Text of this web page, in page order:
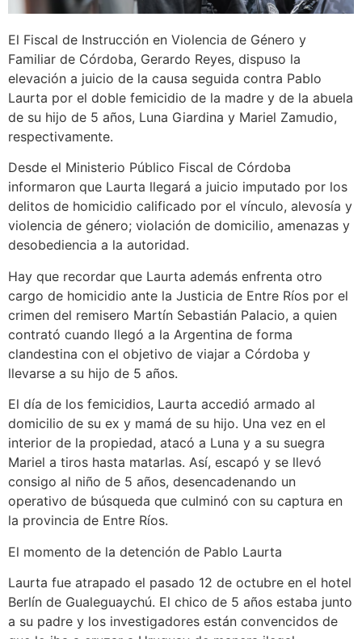
El Fiscal de Instrucción en Violencia de Género y
Familiar de Córdoba, Gerardo Reyes, dispuso la
elevación a juicio de la causa seguida contra Pablo
Laurta por el doble femicidio de la madre y de la abuela
de su hijo de 5 años, Luna Giardina y Mariel Zamudio,
respectivamente.
Desde el Ministerio Público Fiscal de Córdoba
informaron que Laurta llegará a juicio imputado por los
delitos de homicidio calificado por el vínculo, alevosía y
violencia de género; violación de domicilio, amenazas y
desobediencia a la autoridad.
Hay que recordar que Laurta además enfrenta otro
cargo de homicidio ante la Justicia de Entre Ríos por el
crimen del remisero Martín Sebastián Palacio, a quien
contrató cuando llegó a la Argentina de forma
clandestina con el objetivo de viajar a Córdoba y
llevarse a su hijo de 5 años.
El día de los femicidios, Laurta accedió armado al
domicilio de su ex y mamá de su hijo. Una vez en el
interior de la propiedad, atacó a Luna y a su suegra
Mariel a tiros hasta matarlas. Así, escapó y se llevó
consigo al niño de 5 años, desencadenando un
operativo de búsqueda que culminó con su captura en
la provincia de Entre Ríos.
El momento de la detención de Pablo Laurta
Laurta fue atrapado el pasado 12 de octubre en el hotel
Berlín de Gualeguaychú. El chico de 5 años estaba junto
a su padre y los investigadores están convencidos de